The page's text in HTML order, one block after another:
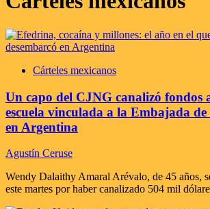
Cárteles mexicanos
Un capo del CJNG canalizó fondos
escuela vinculada a la Embajada
en Argentina
Agustín Ceruse
Wendy Dalaithy Amaral Arévalo, de 45 años,
este martes por haber canalizado 504 mil